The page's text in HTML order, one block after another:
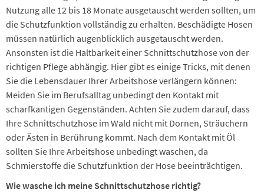
Nutzung alle 12 bis 18 Monate ausgetauscht werden sollten, um
die Schutzfunktion vollständig zu erhalten. Beschädigte Hosen
müssen natürlich augenblicklich ausgetauscht werden.
Ansonsten ist die Haltbarkeit einer Schnittschutzhose von der
richtigen Pflege abhängig. Hier gibt es einige Tricks, mit denen
Sie die Lebensdauer Ihrer Arbeitshose verlängern können:
Meiden Sie im Berufsalltag unbedingt den Kontakt mit
scharfkantigen Gegenständen. Achten Sie zudem darauf, dass
Ihre Schnittschutzhose im Wald nicht mit Dornen, Sträuchern
oder Ästen in Berührung kommt. Nach dem Kontakt mit Öl
sollten Sie Ihre Arbeitshose unbedingt waschen, da
Schmierstoffe die Schutzfunktion der Hose beeinträchtigen.
Wie wasche ich meine Schnittschutzhose richtig?